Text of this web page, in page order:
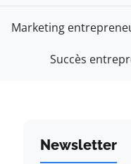
Marketing
Succès
Newsletter